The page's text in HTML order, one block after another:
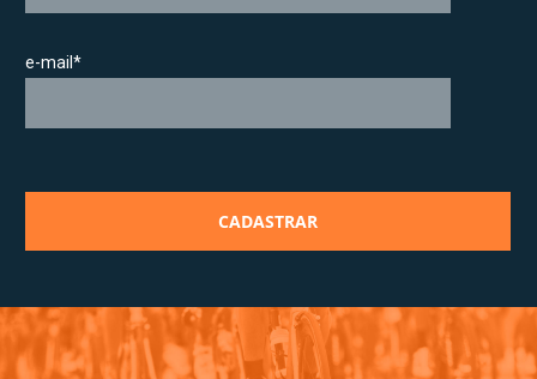
e-mail*